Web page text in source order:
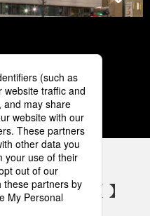
4 5
SNSアカウント